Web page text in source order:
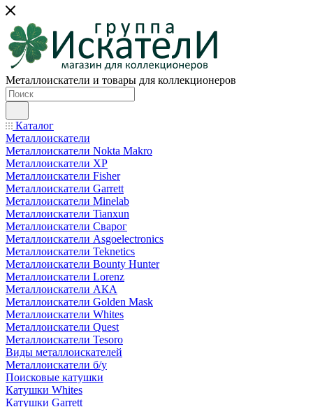
Металлоискатели и товары для коллекционеров
Каталог
Металлоискатели
Металлоискатели Nokta Makro
Металлоискатели XP
Металлоискатели Fisher
Металлоискатели Garrett
Металлоискатели Minelab
Металлоискатели Tianxun
Металлоискатели Сварог
Металлоискатели Asgoelectronics
Металлоискатели Teknetics
Металлоискатели Bounty Hunter
Металлоискатели Lorenz
Металлоискатели АКА
Металлоискатели Golden Mask
Металлоискатели Whites
Металлоискатели Quest
Металлоискатели Tesoro
Виды металлоискателей
Металлоискатели б/у
Поисковые катушки
Катушки Whites
Катушки Garrett